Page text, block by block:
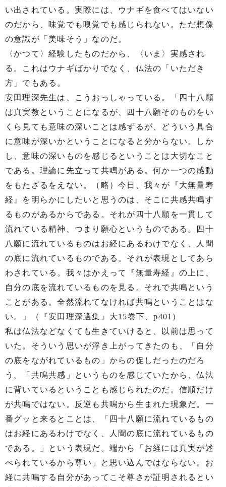
い出されている。実際には、ウナギを食べてはいない
のだから、味覚でも嗅覚でも感じられない。ただ想像
の意識が「美味そう」なのだ。
〈かつて〉経験したものだから、〈いま〉実感され
る。これはウナギばかりでなく、仏法の「いただき
方」でもある。
安田理深先生は、こうおっしゃっている。「四十八願
は真実教ということになるが、四十八願そのものをい
くら見ても意味の深いことは感ずるが、どういう具合
に意味が深いかということになると分からない。しか
し、意味の深いものを感じるということは大切なこと
である。理論に先立って共鳴がある。何か一つの感動
をもたざるをえない。（略）今日、我々が『大無量寿
経』を明らかにしたいと思うのは、そこに共感共鳴す
るものがあるからである。それが四十八願を一貫して
流れている精神、つまり願心というものである。四十
八願に流れているものはお経にあるわけでなく、人間
の底に流れているものである。それが表現としてあら
わされている。我々はかえって『無量寿経』の上に、
自分の底を流れているものを見る。それで共鳴という
ことがある。全然流れてなければ共鳴ということはな
い。」（『安田理深選集』大15巻下、p401）
私は仏法などなくても生きていけると、以前は思って
いた。そういう思いが浮き上がってきたのも、「自分
の底をながれているもの」からの促しだったのだろ
う。「共鳴共感」というものを感じていたから、仏法
に背いているということも感じられたのだ。信順だけ
が共鳴ではない。反逆も共鳴から生まれた現象だ。一
番グッと来るとことは、「四十八願に流れているもの
はお経にあるわけでなく、人間の底に流れているもの
である。」という表現だ。端から「お経には真実が述
べられているから尊い」と思い込んではならない。お
経に共鳴する自分があってこそ尊さが証明されるとい